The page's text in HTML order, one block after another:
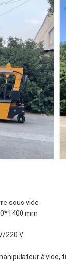
sous vide
mm
220 V
à vide,